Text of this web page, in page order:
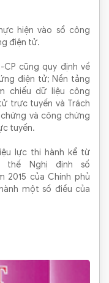
hiện vào sổ công
điện tử.
CP cũng quy định về
điện tử; Nền tảng
chiếu dữ liệu công
trực tuyến và Trách
và công chứng
tuyến.
lực thi hành kể từ
thế Nghị định số
2015 của Chính phủ
một số điều của